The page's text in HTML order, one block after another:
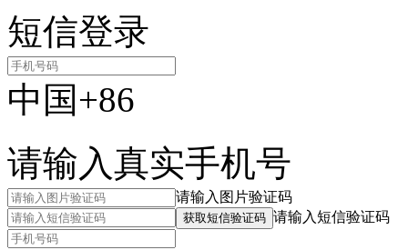
短信登录
中国+86
请输入真实手机号
请输入图片验证码
获取短信验证码 请输入短信验证码